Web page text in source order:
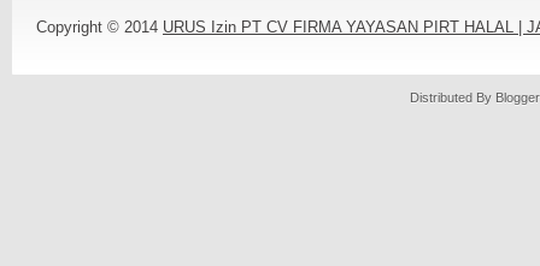
Copyright © 2014 URUS Izin PT CV FIRMA YAYASAN PIRT HALAL |
Distributed By